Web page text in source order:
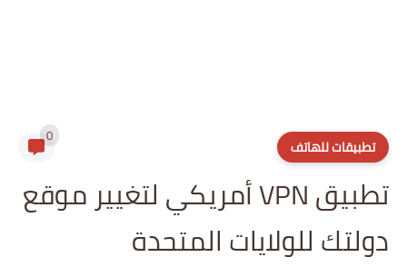
تطبيقات للهاتف 0
تطبيق VPN أمريكي لتغيير موقع
دولتك للولايات المتحدة